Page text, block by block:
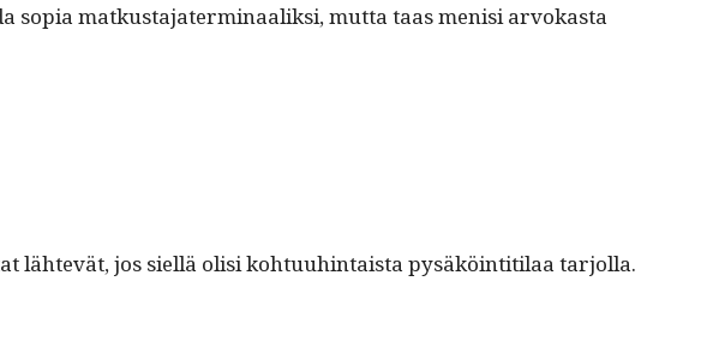
sopia matkus­ta­jater­mi­naa­lik­si, mut­ta taas menisi arvokas­ta
lähtevät, jos siel­lä olisi kohtu­uhin­taista pysäköin­ti­ti­laa tar­jol­la.